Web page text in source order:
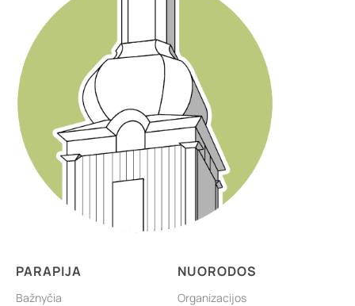
PARAPIJA
Bažnyčia
NUORODOS
Organizacijos